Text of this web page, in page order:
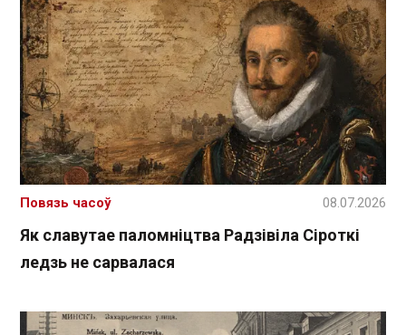
Як славутае паломніцтва Радзівіла Сіроткі
ледзь не сарвалася
Повязь часоў 08.07.2026